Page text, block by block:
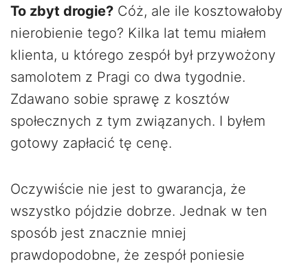
To zbyt drogie? Cóż, ale ile kosztowałoby
nierobienie tego? Kilka lat temu miałem
klienta, u którego zespół był przywożony
samolotem z Pragi co dwa tygodnie.
Zdawano sobie sprawę z kosztów
społecznych z tym związanych. I byłem
gotowy zapłacić tę cenę.
Oczywiście nie jest to gwarancja, że
wszystko pójdzie dobrze. Jednak w ten
sposób jest znacznie mniej
prawdopodobne, że zespół poniesie